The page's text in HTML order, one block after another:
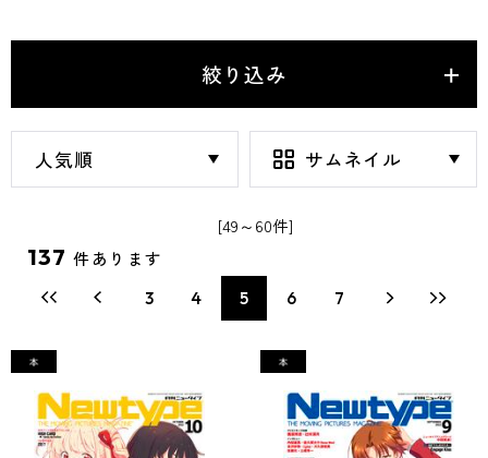
絞り込み
[49～60件]
137 件あります
3 4 5 6 7